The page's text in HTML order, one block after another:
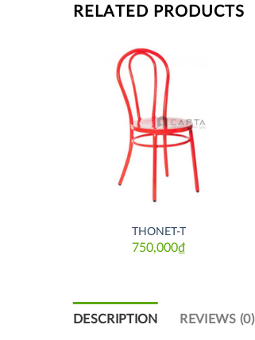
RELATED PRODUCTS
THONET-T
750,000₫
DESCRIPTION REVIEWS (0)